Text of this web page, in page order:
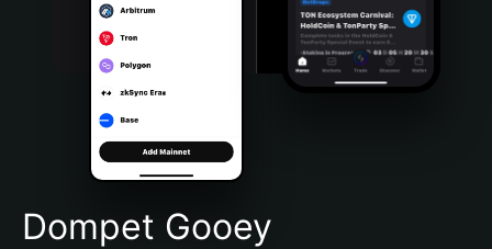
Português (Brasil)
Español (Argentina)
Dompet Gooey